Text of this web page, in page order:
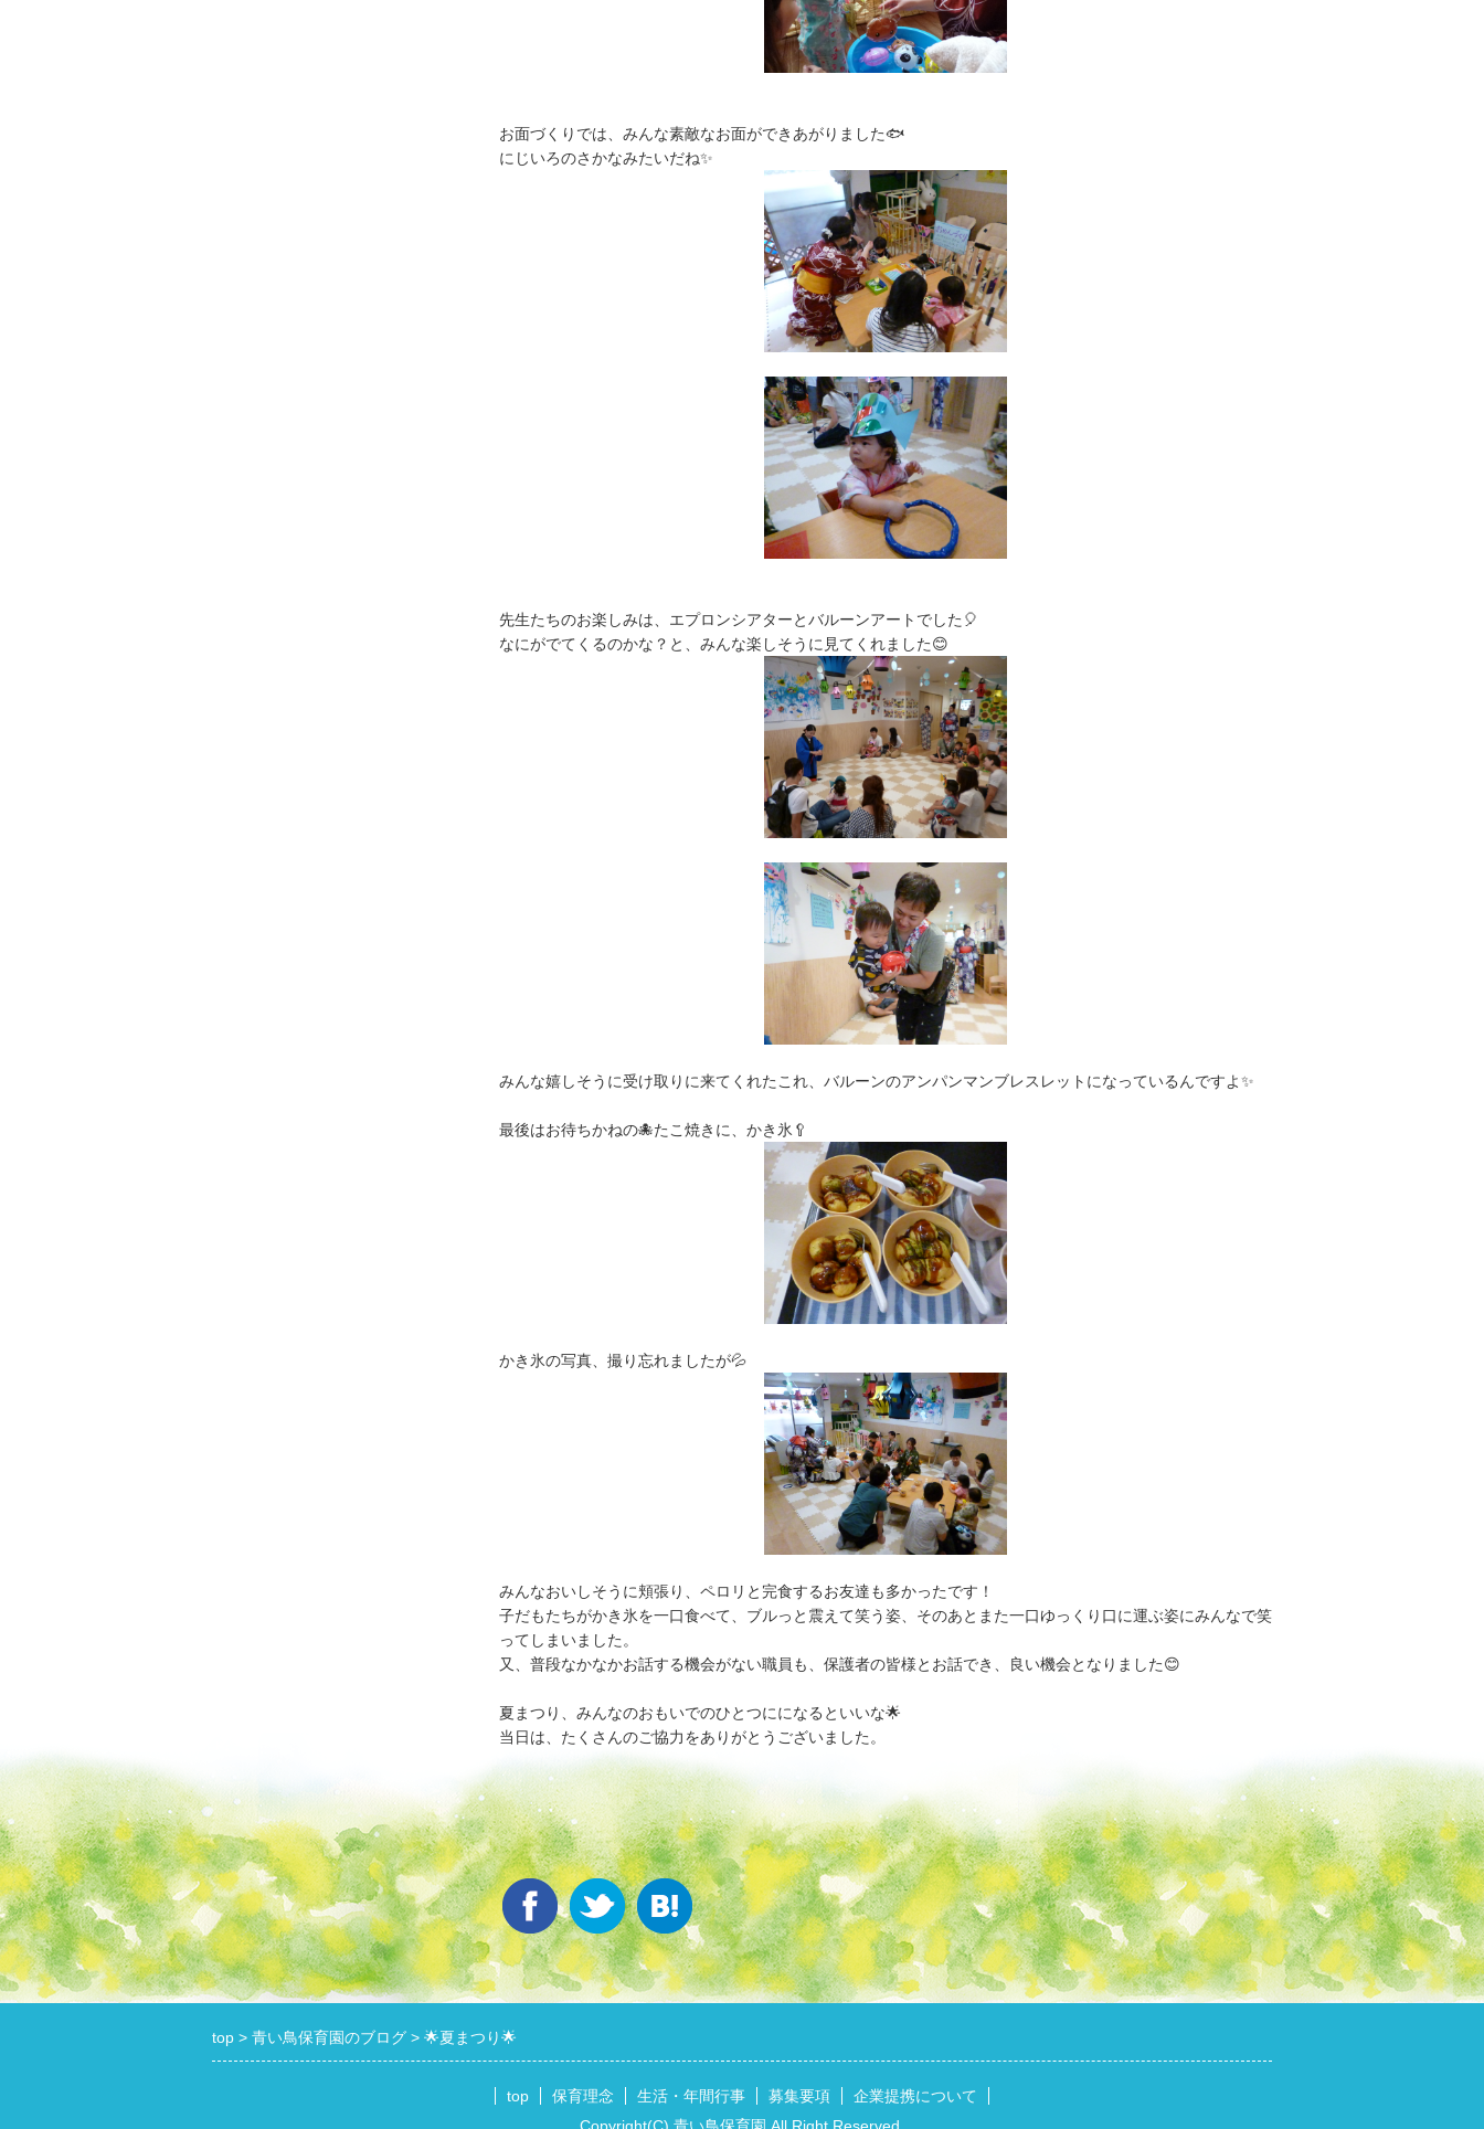
お面づくりでは、みんな素敵なお面ができあがりました🐟
にじいろのさかなみたいだね✨
先生たちのお楽しみは、エプロンシアターとバルーンアートでした🎈
なにがでてくるのかな？と、みんな楽しそうに見てくれました😊
みんな嬉しそうに受け取りに来てくれたこれ、バルーンのアンパンマンブレスレットになっているんですよ✨
最後はお待ちかねの🐙たこ焼きに、かき氷🥄
かき氷の写真、撮り忘れましたが💦
みんなおいしそうに頬張り、ペロリと完食するお友達も多かったです！
子だもたちがかき氷を一口食べて、ブルっと震えて笑う姿、そのあとまた一口ゆっくり口に運ぶ姿にみんなで笑
ってしまいました。
又、普段なかなかお話する機会がない職員も、保護者の皆様とお話でき、良い機会となりました😊
夏まつり、みんなのおもいでのひとつにになるといいな🌟
当日は、たくさんのご協力をありがとうございました。
top 青い鳥保育園のブログ 🌟夏まつり🌟
top 保育理念 生活・年間行事 募集要項
企業提携について